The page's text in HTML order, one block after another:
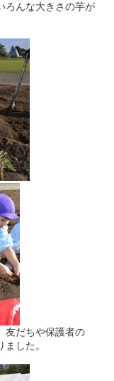
ろんな大きさの芋が
友だちや保護者の
した。